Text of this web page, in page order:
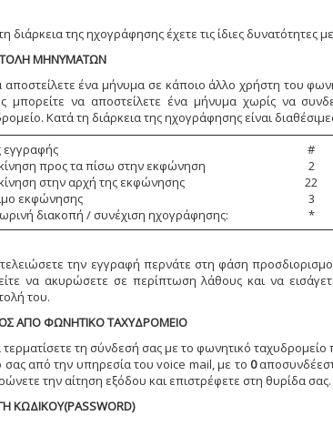
διάρκεια της ηχογράφησης έχετε τις ίδιες
ΜΗΝΥΜΑΤΩΝ
αποστείλετε ένα μήνυμα σε κάποιο άλλο χρήστη του
μπορείτε να αποστείλετε ένα μήνυμα χωρίς να
Κατά τη διάρκεια της ηχογράφησης είναι
εγγραφής
#
προς τα πίσω στην εκφώνηση
2
στην αρχή της εκφώνησης
22
εκφώνησης
3
διακοπή / συνέχιση ηχογράφησης:
*
την εγγραφή περνάτε στη φάση
να ακυρώσετε σε περίπτωση λάθους και να
του.
ΑΠΟ ΦΩΝΗΤΙΚΟ ΤΑΧΥΔΡΟΜΕΙΟ
τερματίσετε τη σύνδεσή σας με το φωνητικό
σας από την υπηρεσία του voice mail, με το 0
την αίτηση εξόδου και επιστρέφετε στη θυρίδα σας.
ΚΩΔΙΚΟΥ(PASSWORD)